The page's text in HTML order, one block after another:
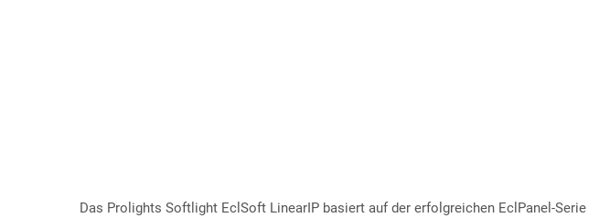
Das Prolights Softlight EclSoft LinearIP basiert auf der erfolgreichen EclPanel-Serie